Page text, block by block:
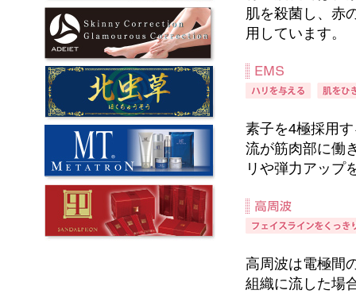
肌を殺菌し、赤
用しています。
素子を4極採用
流が筋肉部に働
リや弾力アップ
高周波は電極間
組織に流した場